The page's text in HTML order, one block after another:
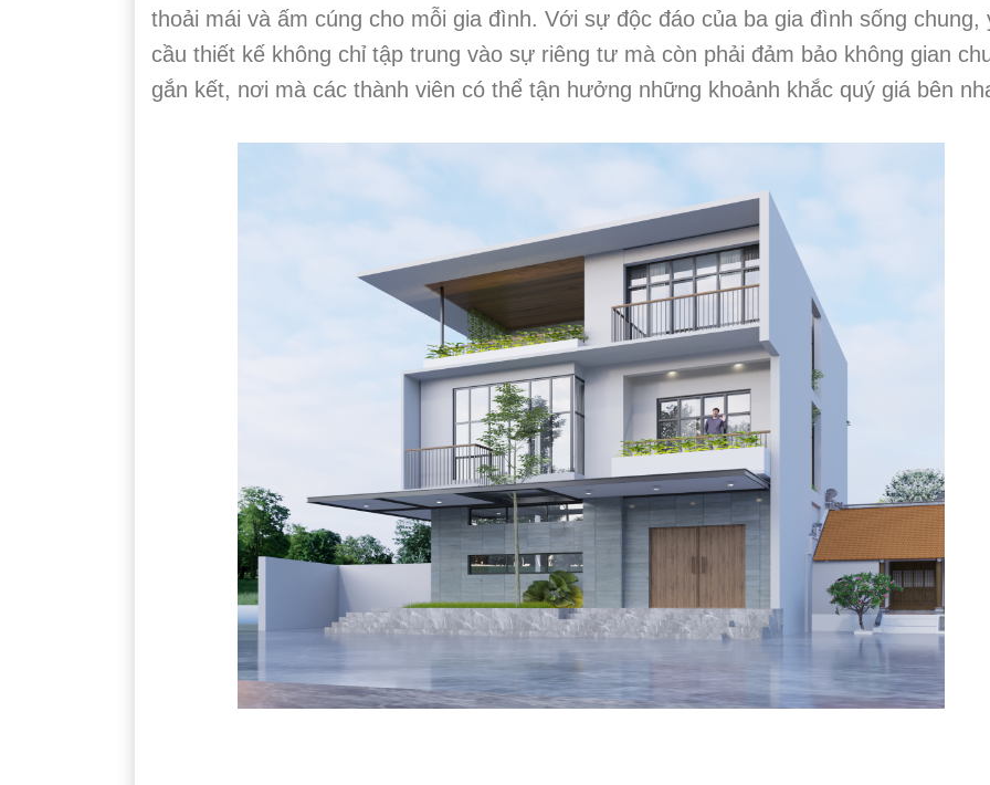
thoải mái và ấm cúng cho mỗi gia đình. Với sự độc đáo của ba gia đình sống chung,
cầu thiết kế không chỉ tập trung vào sự riêng tư mà còn phải đảm bảo không gian
gắn kết, nơi mà các thành viên có thể tận hưởng những khoảnh khắc quý giá bên